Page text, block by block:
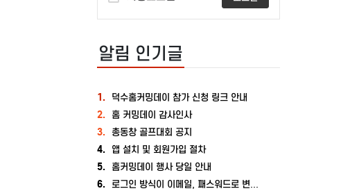
알림 인기글
1. 덕수홈커밍데이 참가 신청 링크 안내
2. 홈 커밍데이 감사인사
3. 총동창 골프대회 공지
4. 앱 설치 및 회원가입 절차
5. 홈커밍데이 행사 당일 안내
6.
로그인 방식이 이메일, 패스워드로 변경되었습니다.